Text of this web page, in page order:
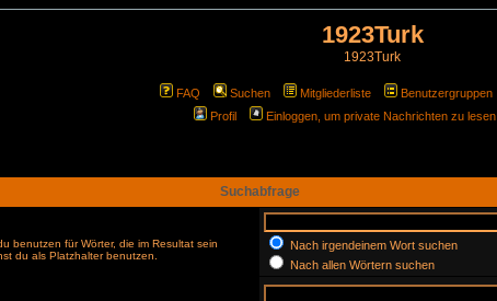
1923Turk
1923Turk
FAQ Suchen Mitgliederliste Benutzergruppen
Profil
Einloggen, um private Nachrichten zu lesen
Suchabfrage
benutzen für Wörter, die im Resultat sein
du als Platzhalter benutzen.
Nach irgendeinem Wort suchen
Nach allen Wörtern suchen